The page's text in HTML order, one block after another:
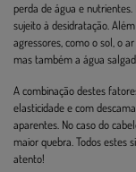
perda de água e
sujeito à desidratação.
agressores, como o sol, o
mas também a água
A combinação destes
elasticidade e com
aparentes. No caso do
maior quebra. Todos estes
atento!